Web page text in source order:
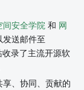
间安全学院 和 网
送邮件至
录了主流开源软
享、协同、贡献的